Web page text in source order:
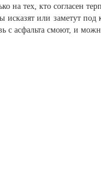
на тех, кто согласен
исказят или заметут
с асфальта смоют, и